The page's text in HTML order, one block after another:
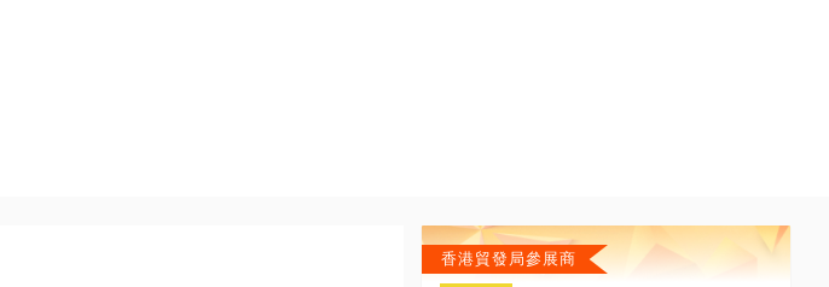
香港貿發局參展商